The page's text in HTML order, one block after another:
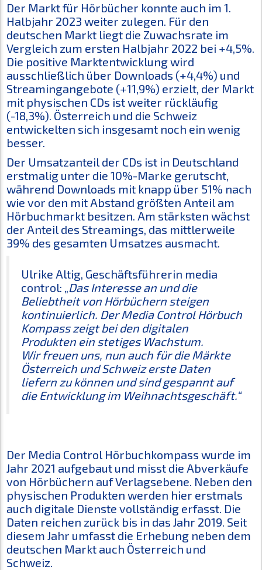
Der Markt für Hörbücher konnte auch im 1.
Halbjahr 2023 weiter zulegen. Für den
deutschen Markt liegt die Zuwachsrate im
Vergleich zum ersten Halbjahr 2022 bei +4,5%.
Die positive Marktentwicklung wird
ausschließlich über Downloads (+4,4%) und
Streamingangebote (+11,9%) erzielt, der Markt
mit physischen CDs ist weiter rückläufig
(-18,3%). Österreich und die Schweiz
entwickelten sich insgesamt noch ein wenig
besser.
Der Umsatzanteil der CDs ist in Deutschland
erstmalig unter die 10%-Marke gerutscht,
während Downloads mit knapp über 51% nach
wie vor den mit Abstand größten Anteil am
Hörbuchmarkt besitzen. Am stärksten wächst
der Anteil des Streamings, das mittlerweile
39% des gesamten Umsatzes ausmacht.
Ulrike Altig, Geschäftsführerin media
control: „Das Interesse an und die
Beliebtheit von Hörbüchern steigen
kontinuierlich. Der Media Control Hörbuch
Kompass zeigt bei den digitalen
Produkten ein stetiges Wachstum.
Wir freuen uns, nun auch für die Märkte
Österreich und Schweiz erste Daten
liefern zu können und sind gespannt auf
die Entwicklung im Weihnachtsgeschäft.“
Der Media Control Hörbuchkompass wurde im
Jahr 2021 aufgebaut und misst die Abverkäufe
von Hörbüchern auf Verlagsebene. Neben den
physischen Produkten werden hier erstmals
auch digitale Dienste vollständig erfasst. Die
Daten reichen zurück bis in das Jahr 2019. Seit
diesem Jahr umfasst die Erhebung neben dem
deutschen Markt auch Österreich und
Schweiz.